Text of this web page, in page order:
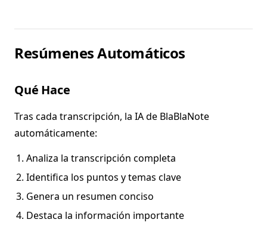
Resúmenes Automáticos
Qué Hace
Tras cada transcripción, la IA de BlaBlaNote
automáticamente:
Analiza la transcripción completa
Identifica los puntos y temas clave
Genera un resumen conciso
Destaca la información importante